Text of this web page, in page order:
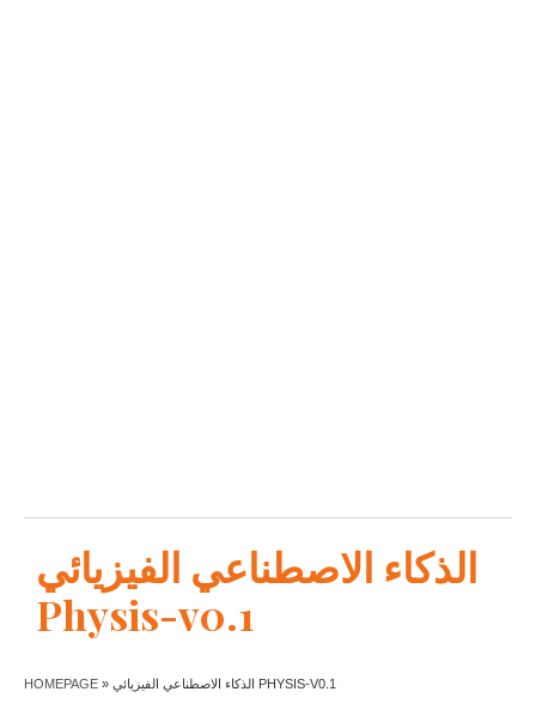
الذكاء الاصطناعي الفيزيائي
Physis-v0.1
HOMEPAGE » الذكاء الاصطناعي الفيزيائي PHYSIS-V0.1